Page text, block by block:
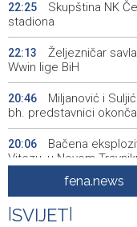
22:25
Skupština NK
stadiona
22:13
Željezničar
Wwin lige BiH
20:46
Miljanović i
bh. predstavnici
20:06
Bačena
Vitezu, u Novom
Galerija
predstavlja novi
fena.news
SVIJET